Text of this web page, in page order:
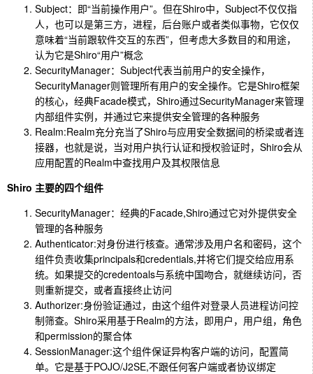
Subject：即“当前操作用户”。但在Shiro中，Subject不仅仅指
人，也可以是第三方，进程，后台账户或者类似事物，它仅仅
意味着“当前跟软件交互的东西”，但考虑大多数目的和用途，
认为它是Shiro“用户”概念
SecurityManager：Subject代表当前用户的安全操作，
SecurityManager则管理所有用户的安全操作。它是Shiro框架
的核心，经典Facade模式，Shiro通过SecurityManager来管理
内部组件实例，并通过它来提供安全管理的各种服务
Realm:Realm充分充当了Shiro与应用安全数据间的桥梁或者连
接器，也就是说，当对用户执行认证和授权验证时，Shiro会从
应用配置的Realm中查找用户及其权限信息
Shiro 主要的四个组件
SecurityManager：经典的Facade,Shiro通过它对外提供安全
管理的各种服务
Authenticator:对身份进行核查。通常涉及用户名和密码，这个
组件负责收集principals和credentials,并将它们提交给应用系
统。如果提交的credentoals与系统中国吻合，就继续访问，否
则重新提交，或者直接终止访问
Authorizer:身份验证通过，由这个组件对登录人员进程访问控
制筛查。Shiro采用基于Realm的方法，即用户，用户组，角色
和permission的聚合体
SessionManager:这个组件保证异构客户端的访问，配置简
单。它是基于POJO/J2SE,不跟任何客户端或者协议绑定